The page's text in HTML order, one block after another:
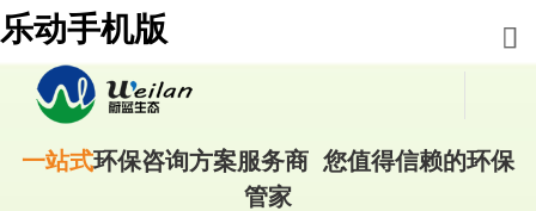
乐动手机版
一站式环保咨询方案服务商 您值得信赖的环保
管家